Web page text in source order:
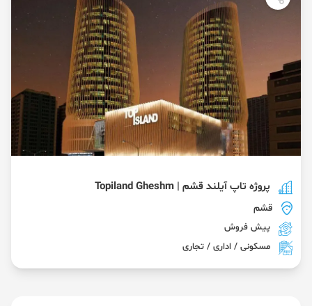
پروژه تاپ آیلند قشم | Topiland Gheshm
قشم
پیش فروش
مسکونی / اداری / تجاری